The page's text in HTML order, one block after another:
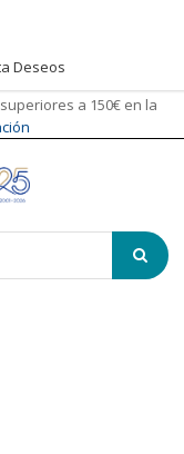
Deseos
a 150€ en la